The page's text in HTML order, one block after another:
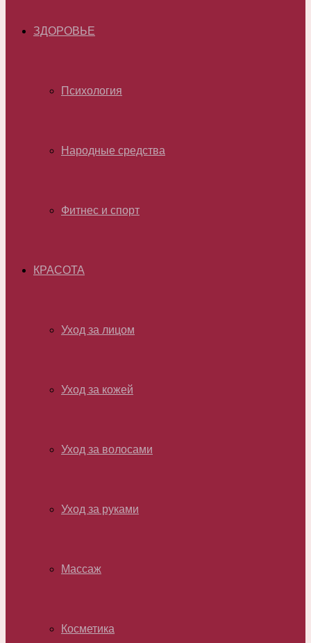
ЗДОРОВЬЕ
Психология
Народные средства
Фитнес и спорт
КРАСОТА
Уход за лицом
Уход за кожей
Уход за волосами
Уход за руками
Массаж
Косметика